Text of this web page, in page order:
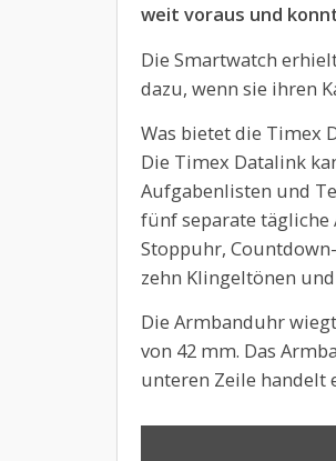
weit voraus und
Die Smartwatch
dazu, wenn sie ihren
Was bietet die Timex
Die Timex Datalink
Aufgabenlisten und
fünf separate tägliche
Stoppuhr,
zehn Klingeltönen
Die Armbanduhr
von 42 mm. Das
unteren Zeile handelt